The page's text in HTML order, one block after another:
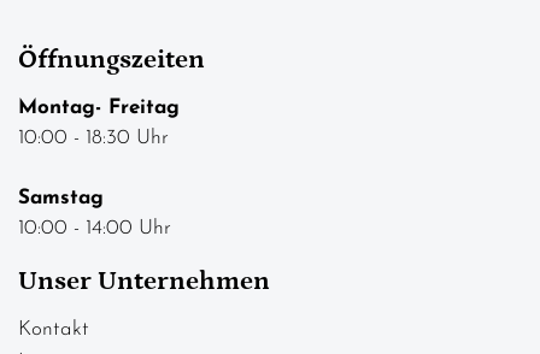
Öffnungszeiten
Montag- Freitag
10:00 - 18:30 Uhr
Samstag
10:00 - 14:00 Uhr
Unser Unternehmen
Kontakt